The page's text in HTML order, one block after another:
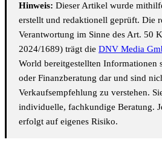
Hinweis: Dieser Artikel wurde
erstellt und redaktionell geprüft. Die
Verantwortung im Sinne des Art. 50
2024/1689) trägt die DNV Media
World bereitgestellten Informationen
oder Finanzberatung dar und sind
Verkaufsempfehlung zu verstehen.
individuelle, fachkundige Beratung.
erfolgt auf eigenes Risiko.